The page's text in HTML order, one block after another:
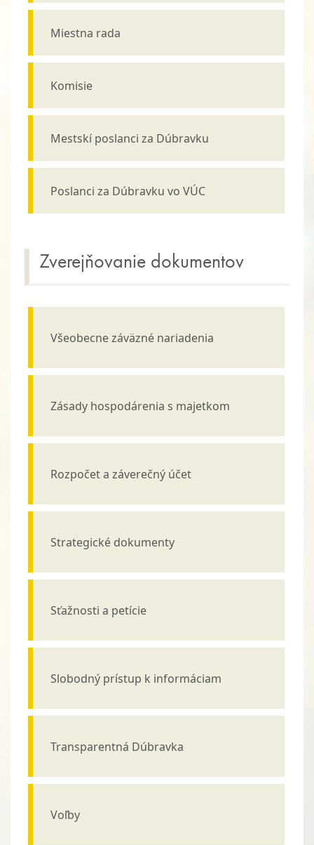
Miestna rada
Komisie
Mestskí poslanci za Dúbravku
Poslanci za Dúbravku vo VÚC
Zverejňovanie dokumentov
Všeobecne záväzné nariadenia
Zásady hospodárenia s majetkom
Rozpočet a záverečný účet
Strategické dokumenty
Sťažnosti a petície
Slobodný prístup k informáciam
Transparentná Dúbravka
Voľby